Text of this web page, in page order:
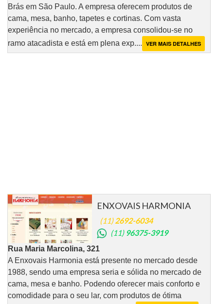
Brás em São Paulo. A empresa oferecem produtos de
cama, mesa, banho, tapetes e cortinas. Com vasta
experiência no mercado, a empresa consolidou-se no
ramo atacadista e está em plena exp.... VER MAIS DETALHES
ENXOVAIS HARMONIA
(11) 2692-6034
(11) 96375-3919
Rua Maria Marcolina, 321
A Enxovais Harmonia está presente no mercado desde
1988, sendo uma empresa seria e sólida no mercado de
cama, mesa e banho. Podendo oferecer mais conforto e
comodidade para o seu lar, com produtos de ótima